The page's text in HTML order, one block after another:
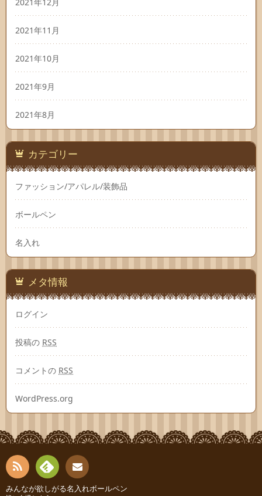
2021年11月
2021年10月
2021年9月
2021年8月
カテゴリー
ファッション/アパレル/装飾品
ボールペン
名入れ
メタ情報
ログイン
投稿の RSS
コメントの RSS
WordPress.org
RSS Fee 連絡
みんなが欲しがる名入れボールペン